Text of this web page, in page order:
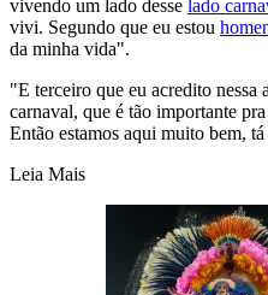
vivendo um lado desse lado
vivi. Segundo que eu estou
da minha vida".
"E terceiro que eu acredito nessa
carnaval, que é tão importante
Então estamos aqui muito bem, tá
Leia Mais